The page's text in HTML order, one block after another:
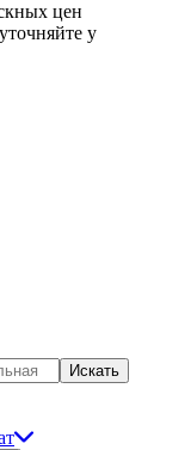
цен
у
Искать